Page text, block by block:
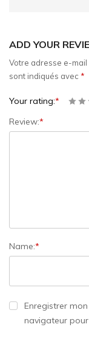
ADD YOUR
Votre adresse e-mail
sont indiqués avec *
Your rating:*
Review:*
Name:*
Enregistrer
navigateur